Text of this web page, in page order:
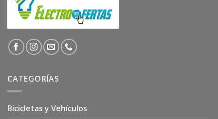
CATEGORÍAS
Bicicletas y Vehículos